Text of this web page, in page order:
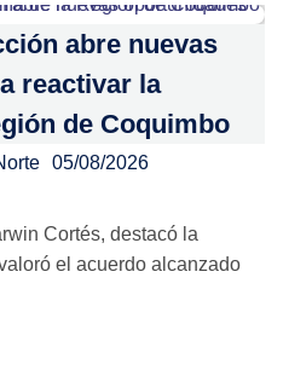
abre nuevas
reactivar la
de Coquimbo
05/08/2026
Cortés, destacó la
el acuerdo alcanzado